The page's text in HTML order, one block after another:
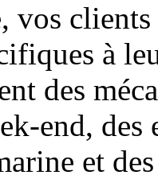
vos clients
à
des
end,
et